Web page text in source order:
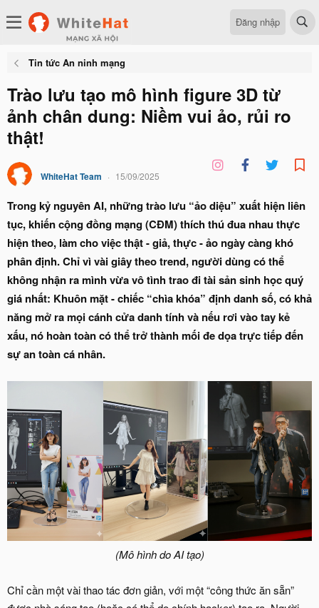
Đăng nhập
Tin tức An ninh mạng
Trào lưu tạo mô hình figure 3D từ
ảnh chân dung: Niềm vui ảo, rủi ro
thật!
WhiteHat Team 15/09/2025
Trong kỷ nguyên AI, những trào lưu “ảo diệu” xuất hiện liên
tục, khiến cộng đồng mạng (CĐM) thích thú đua nhau thực
hiện theo, làm cho việc thật - giả, thực - ảo ngày càng khó
phân định. Chỉ vì vài giây theo trend, người dùng có thể
không nhận ra mình vừa vô tình trao đi tài sản sinh học quý
giá nhất: Khuôn mặt - chiếc “chìa khóa” định danh số, có khả
năng mở ra mọi cánh cửa danh tính và nếu rơi vào tay kẻ
xấu, nó hoàn toàn có thể trở thành mối đe dọa trực tiếp đến
sự an toàn cá nhân.
(Mô hình do AI tạo)
Chỉ cần một vài thao tác đơn giản, với một “công thức ăn sẵn”